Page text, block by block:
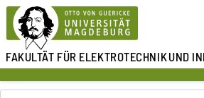
FAKULTÄT FÜR ELEKTROTECHNIKUND